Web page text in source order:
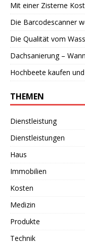
Mit einer Zisterne
Die Barcodescanner
Die Qualität vom
Dachsanierung –
Hochbeete kaufen
THEMEN
Dienstleistung
Dienstleistungen
Haus
Immobilien
Kosten
Medizin
Produkte
Technik